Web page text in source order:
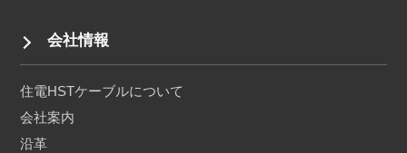
会社情報
住電HSTケーブルについて
会社案内
沿革